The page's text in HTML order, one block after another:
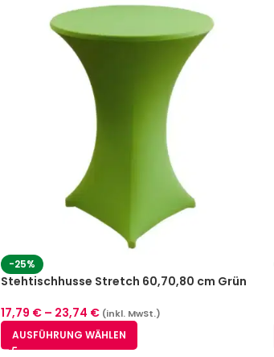
-25%
Stehtischhusse Stretch 60,70,80 cm Grün
17,79 € – 23,74 € (inkl. MwSt.)
AUSFÜHRUNG WÄHLEN